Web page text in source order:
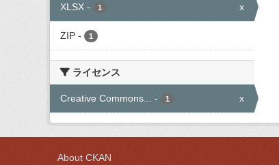
XLSX - 1 x
ZIP - 1
ライセンス
Creative Commons... - 1 x
About CKAN